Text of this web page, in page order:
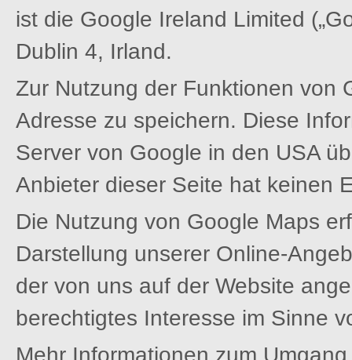
ist die Google Ireland Limited
Dublin 4, Irland.
Zur Nutzung der Funktionen von
Adresse zu speichern. Diese
Server von Google in den USA
Anbieter dieser Seite hat keinen
Die Nutzung von Google Maps
Darstellung unserer Online-
der von uns auf der Website
berechtigtes Interesse im Sinne
Mehr Informationen zum